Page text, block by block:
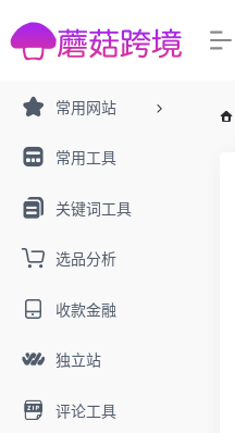
常用网站
常用工具
关键词工具
选品分析
收款金融
独立站
评论工具